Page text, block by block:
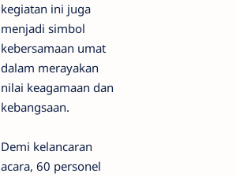
kegiatan ini juga
menjadi simbol
kebersamaan umat
dalam merayakan
nilai keagamaan dan
kebangsaan.
Demi kelancaran
acara, 60 personel